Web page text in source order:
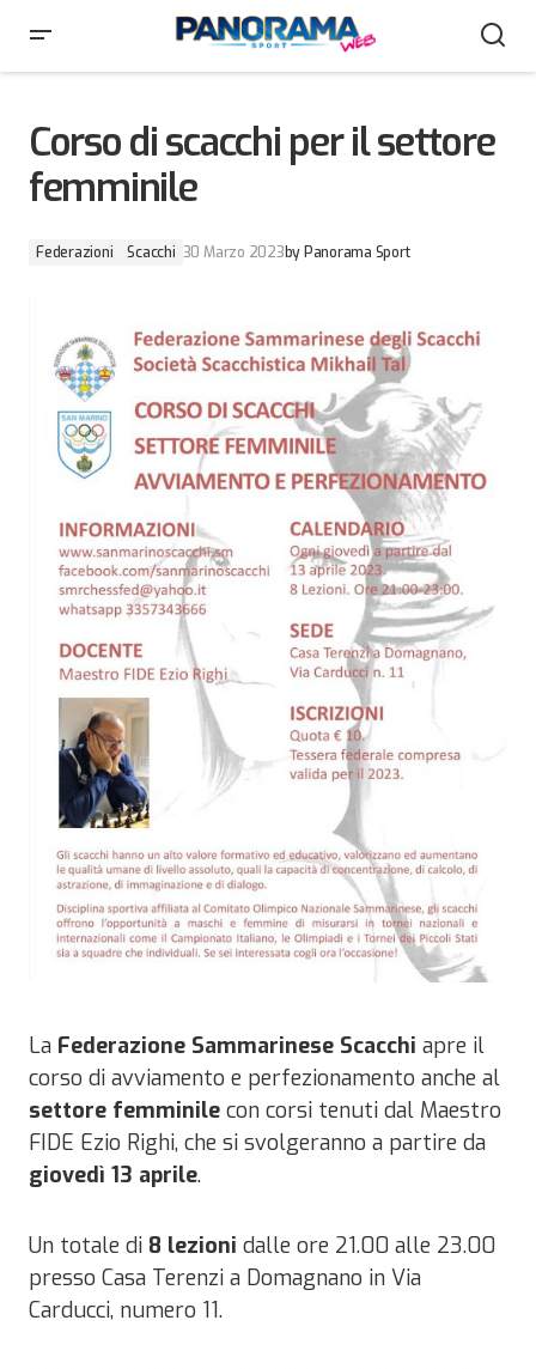
Corso di scacchi per il settore
femminile
Federazioni Scacchi 30 Marzo 2023by Panorama Sport
La Federazione Sammarinese Scacchi apre il
corso di avviamento e perfezionamento anche al
settore femminile con corsi tenuti dal Maestro
FIDE Ezio Righi, che si svolgeranno a partire da
giovedì 13 aprile.
Un totale di 8 lezioni dalle ore 21.00 alle 23.00
presso Casa Terenzi a Domagnano in Via
Carducci, numero 11.